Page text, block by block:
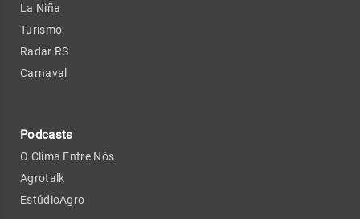
La Niña
Turismo
Radar RS
Carnaval
Podcasts
O Clima Entre Nós
Agrotalk
EstúdioAgro